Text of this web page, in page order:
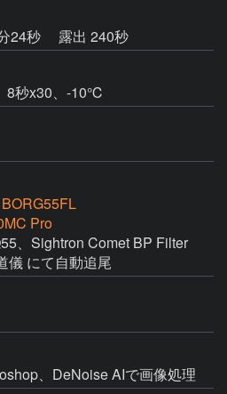
24秒
露出 240秒
8秒x30、-10℃
BORG55FL
Pro
、Sightron Comet BP Filter
儀 にて自動追尾
、DeNoise AIで画像処理